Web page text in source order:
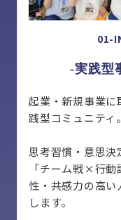
01-
-実践型
起業・新規事業
践型コミュニティ。
思考習慣・意思決
「チーム戦×行
性・共感力の高
します。